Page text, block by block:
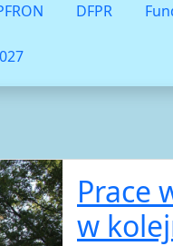
DFPR
Prace
w